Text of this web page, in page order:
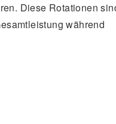
Diese Rotationen
während